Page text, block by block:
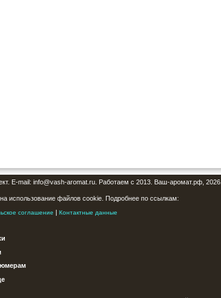
E-mail: info@vash-aromat.ru. Работаем с 2013. Ваш-аромат.рф, 2026.
использование файлов cookie. Подробнее по ссылкам:
соглашение | Контактные данные